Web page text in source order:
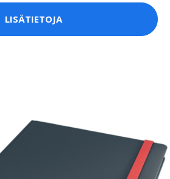
LISÄTIETOJA